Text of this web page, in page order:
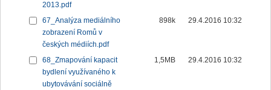
2013.pdf
67_Analýza mediálního
zobrazení Romů v
českých médiích.pdf
898k 29.4.2016 10:32
68_Zmapování kapacit
bydlení využívaného k
ubytovávání sociálně
1,5MB 29.4.2016 10:32